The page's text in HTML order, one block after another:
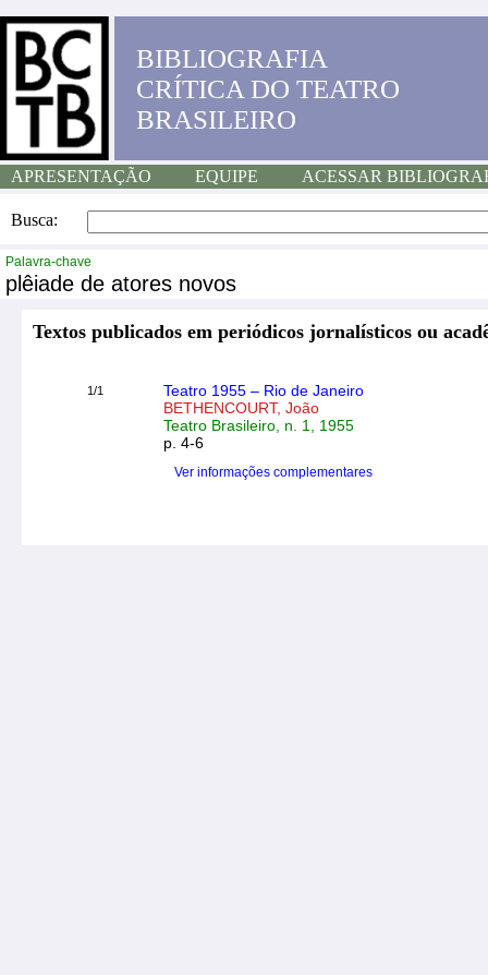
BIBLIOGRAFIA
CRÍTICA DO TEATRO
BRASILEIRO
APRESENTAÇÃO EQUIPE ACESSAR
Busca:
Palavra-chave
plêiade de atores novos
Textos publicados em periódicos jornalísticos ou
1/1
Teatro 1955 – Rio de Janeiro
BETHENCOURT, João
Teatro Brasileiro, n. 1, 1955
p. 4-6
Ver informações complementares